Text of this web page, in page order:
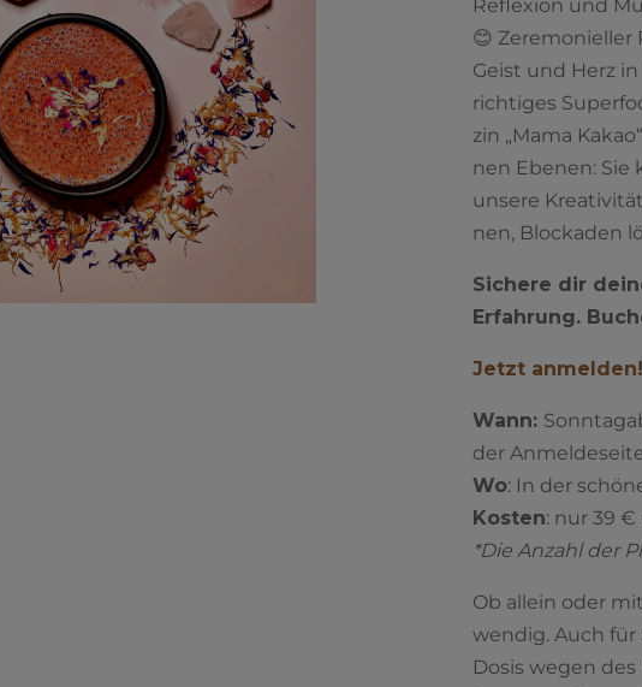
Refle­xi­on und
😊 Zere­mo­ni­el­ler
Geist und Herz
rich­ti­ges
zin „Mama
nen Ebe­nen: Sie
unse­re
nen, Blo­cka­den
Siche­re dir
Erfah­rung.
Jetzt anmel­den!
Wann:
der
Wo: In der
Kos­ten: nur 39 €
*Die Anzahl der
Ob allein oder
wen­dig. Auch
Dosis wegen